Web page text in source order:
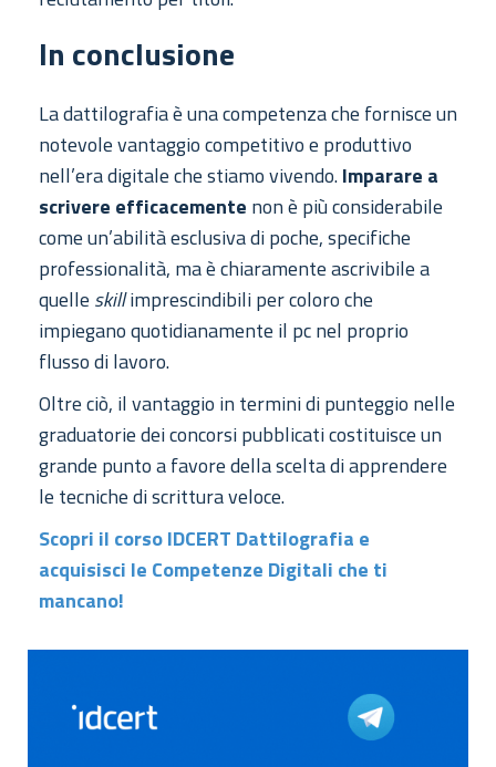
In conclusione
La dattilografia è una competenza che fornisce un
notevole vantaggio competitivo e produttivo
nell’era digitale che stiamo vivendo.Imparare a
scrivere efficacemente non è più considerabile
come un’abilità esclusiva di poche, specifiche
professionalità, ma è chiaramente ascrivibile a
quelle skillimprescindibili per coloro che
impiegano quotidianamente il pc nel proprio
flusso di lavoro.
Oltre ciò, il vantaggio in termini di punteggio nelle
graduatorie dei concorsi pubblicati costituisce un
grande punto a favore della scelta di apprendere
le tecniche di scrittura veloce.
Scopri il corso IDCERT Dattilografia e
acquisisci le Competenze Digitali che ti
mancano!